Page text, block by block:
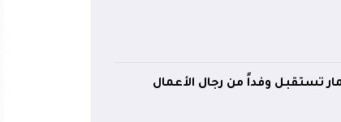
تستقبل وفداً من رجال الأعمال